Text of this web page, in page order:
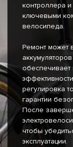
контроллера
ключевыми
велосипеда.
Ремонт может
обеспечивает
регулировка
гарантии
После
чтобы
эксплуатации.